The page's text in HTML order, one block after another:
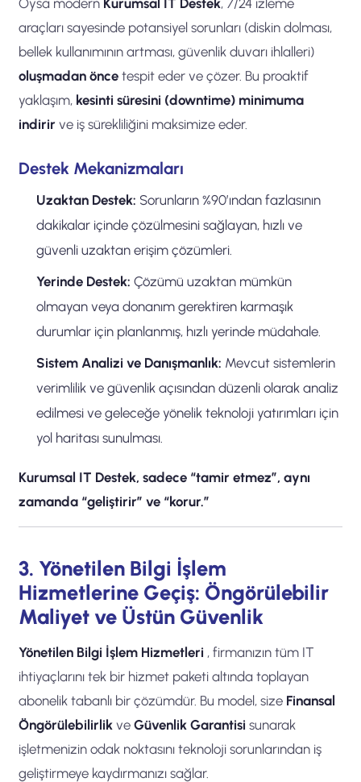
araçları sayesinde potansiyel sorunları (diskin dolması,
bellek kullanımının artması, güvenlik duvarı ihlalleri)
oluşmadan önce tespit eder ve çözer. Bu proaktif
yaklaşım, kesinti süresini (downtime) minimuma
indirir ve iş sürekliliğini maksimize eder.
Destek Mekanizmaları
Uzaktan Destek: Sorunların %90’ından fazlasının
dakikalar içinde çözülmesini sağlayan, hızlı ve
güvenli uzaktan erişim çözümleri.
Yerinde Destek: Çözümü uzaktan mümkün
olmayan veya donanım gerektiren karmaşık
durumlar için planlanmış, hızlı yerinde müdahale.
Sistem Analizi ve Danışmanlık: Mevcut sistemlerin
verimlilik ve güvenlik açısından düzenli olarak analiz
edilmesi ve geleceğe yönelik teknoloji yatırımları için
yol haritası sunulması.
Kurumsal IT Destek, sadece “tamir etmez”, aynı
zamanda “geliştirir” ve “korur.”
3. Yönetilen Bilgi İşlem
Hizmetlerine Geçiş: Öngörülebilir
Maliyet ve Üstün Güvenlik
Yönetilen Bilgi İşlem Hizmetleri , firmanızın tüm IT
ihtiyaçlarını tek bir hizmet paketi altında toplayan
abonelik tabanlı bir çözümdür. Bu model, size Finansal
Öngörülebilirlik veGüvenlik Garantisi sunarak
işletmenizin odak noktasını teknoloji sorunlarından iş
geliştirmeye kaydırmanızı sağlar.